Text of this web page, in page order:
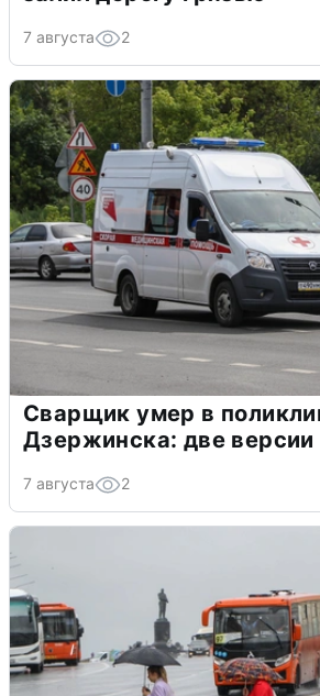
7 августа 2
Сварщик умер в
Дзержинска: две версии
7 августа 2